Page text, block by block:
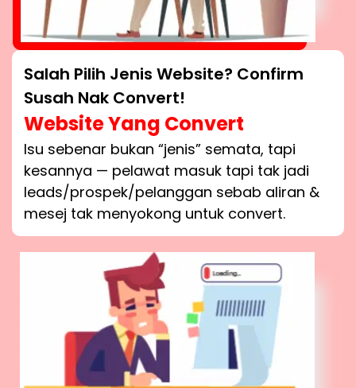
Salah Pilih Jenis Website? Confirm
Susah Nak Convert!
Website Yang Convert
Isu sebenar bukan “jenis” semata, tapi
kesannya — pelawat masuk tapi tak jadi
leads/prospek/pelanggan sebab aliran &
mesej tak menyokong untuk convert.